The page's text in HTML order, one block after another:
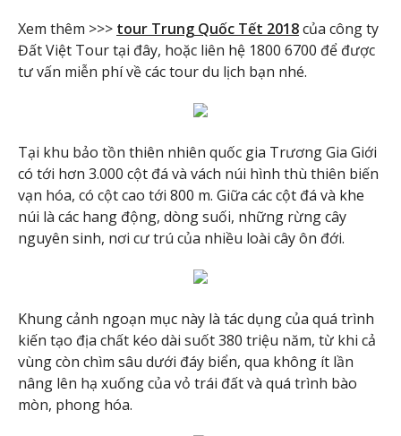
Xem thêm >>> tour Trung Quốc Tết 2018của công ty
Đất Việt Tour tại đây, hoặc liên hệ 1800 6700 để được
tư vấn miễn phí về các tour du lịch bạn nhé.
Tại khu bảo tồn thiên nhiên quốc gia Trương Gia Giới
có tới hơn 3.000 cột đá và vách núi hình thù thiên biến
vạn hóa, có cột cao tới 800 m. Giữa các cột đá và khe
núi là các hang động, dòng suối, những rừng cây
nguyên sinh, nơi cư trú của nhiều loài cây ôn đới.
Khung cảnh ngoạn mục này là tác dụng của quá trình
kiến tạo địa chất kéo dài suốt 380 triệu năm, từ khi cả
vùng còn chìm sâu dưới đáy biển, qua không ít lần
nâng lên hạ xuống của vỏ trái đất và quá trình bào
mòn, phong hóa.